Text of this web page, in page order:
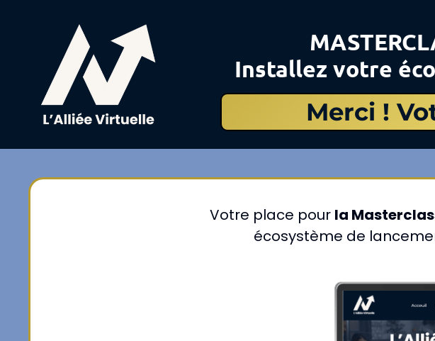
Installez votre
Merci !
Votre place pour la
écosystème de